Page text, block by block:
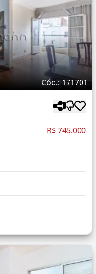
Cód.: 171701
R$ 745.000